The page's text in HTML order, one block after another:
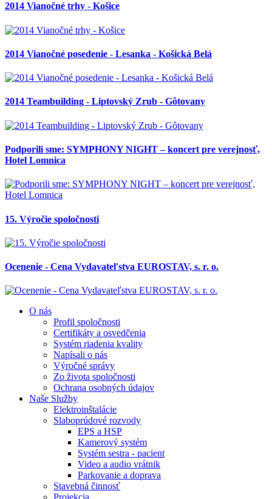
2014 Vianočné trhy - Košice
2014 Vianočné posedenie - Lesanka - Košická Belá
2014 Teambuilding - Liptovský Zrub - Gôtovany
Podporili sme: SYMPHONY NIGHT – koncert pre verejnosť,
Hotel Lomnica
15. Výročie spoločnosti
Ocenenie - Cena Vydavateľstva EUROSTAV, s. r. o.
O nás
Profil spoločnosti
Certifikáty a osvedčenia
Systém riadenia kvality
Napísali o nás
Výročné správy
Zo života spoločnosti
Ochrana osobných údajov
Naše Služby
Elektroinštalácie
Slaboprúdové rozvody
EPS a HSP
Kamerový systém
Systém sestra - pacient
Video a audio vrátnik
Parkovanie a doprava
Stavebná činnosť